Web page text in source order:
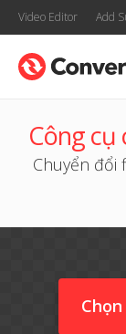
Video Editor Add
Công cụ
Chuyển đổi